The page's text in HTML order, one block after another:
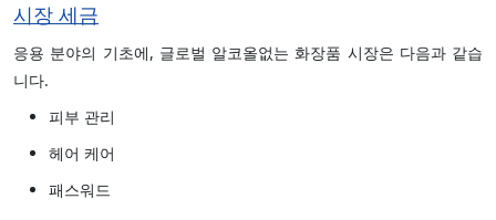
시장 세금
응용 분야의 기초에, 글로벌 알코올없는 화장품 시장은 다음과 같습
니다.
피부 관리
헤어 케어
패스워드